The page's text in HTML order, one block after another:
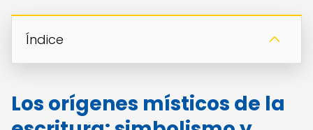
Índice
Los orígenes místicos de la